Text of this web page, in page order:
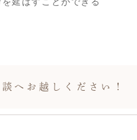
へお越しください！